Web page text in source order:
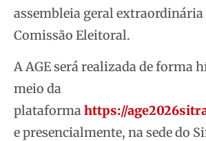
assembleia geral extraordinária
Comissão Eleitoral.
A AGE será realizada de forma
meio da
plataformahttps://
e presencialmente, na sede do